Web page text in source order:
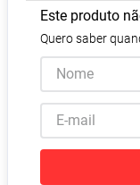
Este produto
Quero saber
9º Pampers
10º Lavitan